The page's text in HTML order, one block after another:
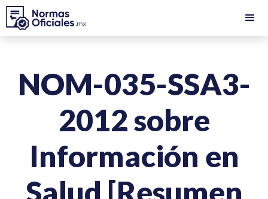
NOM-035-SSA3-
2012 sobre
Información en
Salud [Resumen